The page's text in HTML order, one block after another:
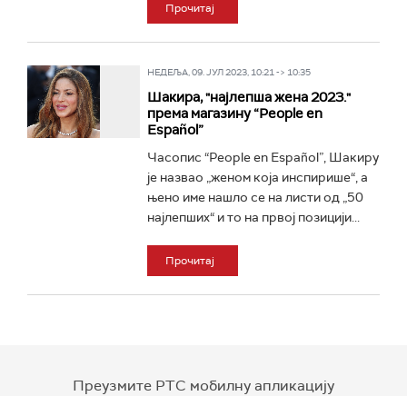
Прочитај
НЕДЕЉА, 09. ЈУЛ 2023, 10:21 -> 10:35
Шакира, "најлепша жена 2023."
према магазину “People en
Español”
Часопис “People en Español”, Шакиру
је назвао „женом која инспирише“, а
њено име нашло се на листи од „50
најлепших“ и то на првој позицији...
Прочитај
Преузмите РТС мобилну апликацију